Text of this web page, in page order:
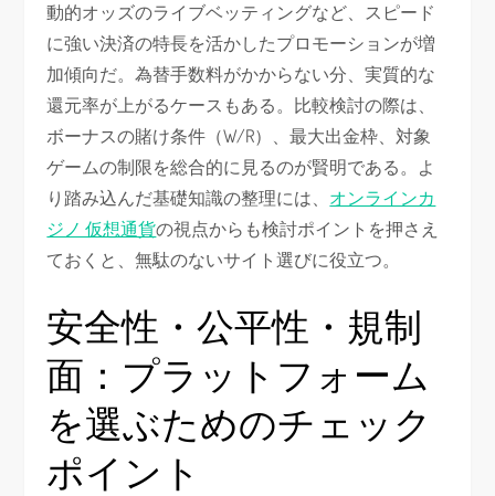
動的オッズのライブベッティングなど、スピード
に強い決済の特長を活かしたプロモーションが増
加傾向だ。為替手数料がかからない分、実質的な
還元率が上がるケースもある。比較検討の際は、
ボーナスの賭け条件（W/R）、最大出金枠、対象
ゲームの制限を総合的に見るのが賢明である。よ
り踏み込んだ基礎知識の整理には、 オンラインカ
ジノ 仮想通貨の視点からも検討ポイントを押さえ
ておくと、無駄のないサイト選びに役立つ。
安全性・公平性・規制
面：プラットフォーム
を選ぶためのチェック
ポイント